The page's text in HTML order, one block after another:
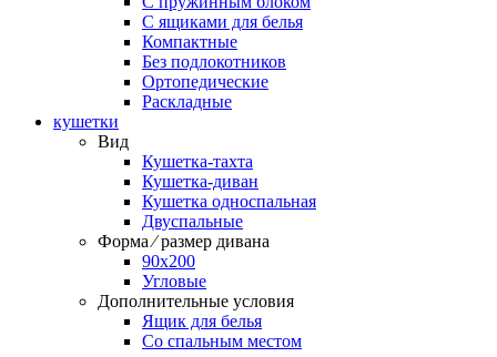
С ящиками для белья
Компактные
Без подлокотников
Ортопедические
Раскладные
кушетки
Вид
Кушетка-тахта
Кушетка-диван
Кушетка односпальная
Двуспальные
Форма ⁄ размер дивана
90х200
Угловые
Дополнительные условия
Ящик для белья
Со спальным местом